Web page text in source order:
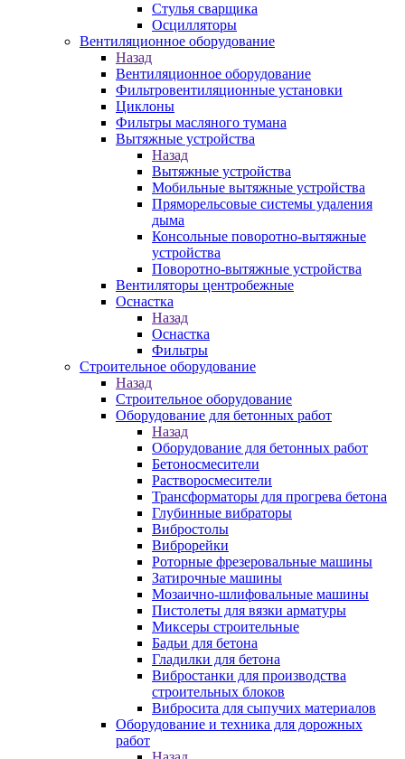
Стулья сварщика
Осцилляторы
Вентиляционное оборудование
Назад
Вентиляционное оборудование
Фильтровентиляционные установки
Циклоны
Фильтры масляного тумана
Вытяжные устройства
Назад
Вытяжные устройства
Мобильные вытяжные устройства
Пряморельсовые системы удаления
дыма
Консольные поворотно-вытяжные
устройства
Поворотно-вытяжные устройства
Вентиляторы центробежные
Оснастка
Назад
Оснастка
Фильтры
Строительное оборудование
Назад
Строительное оборудование
Оборудование для бетонных работ
Назад
Оборудование для бетонных работ
Бетоносмесители
Растворосмесители
Трансформаторы для прогрева бетона
Глубинные вибраторы
Вибростолы
Виброрейки
Роторные фрезеровальные машины
Затирочные машины
Мозаично-шлифовальные машины
Пистолеты для вязки арматуры
Миксеры строительные
Бадьи для бетона
Гладилки для бетона
Вибростанки для производства
строительных блоков
Вибросита для сыпучих материалов
Оборудование и техника для дорожных
работ